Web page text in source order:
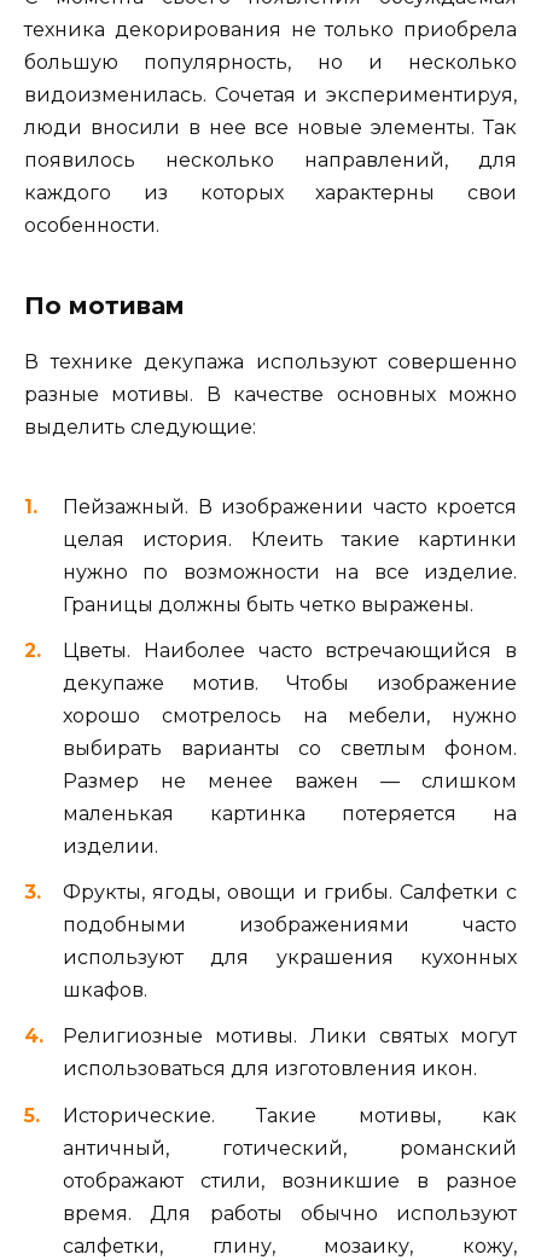
техника декорирования не только приобрела
большую популярность, но и несколько
видоизменилась. Сочетая и экспериментируя,
люди вносили в нее все новые элементы. Так
появилось несколько направлений, для
каждого из которых характерны свои
особенности.
По мотивам
В технике декупажа используют совершенно
разные мотивы. В качестве основных можно
выделить следующие:
Пейзажный. В изображении часто кроется
целая история. Клеить такие картинки
нужно по возможности на все изделие.
Границы должны быть четко выражены.
Цветы. Наиболее часто встречающийся в
декупаже мотив. Чтобы изображение
хорошо смотрелось на мебели, нужно
выбирать варианты со светлым фоном.
Размер не менее важен — слишком
маленькая картинка потеряется на
изделии.
Фрукты, ягоды, овощи и грибы. Салфетки с
подобными изображениями часто
используют для украшения кухонных
шкафов.
Религиозные мотивы. Лики святых могут
использоваться для изготовления икон.
Исторические. Такие мотивы, как
античный, готический, романский
отображают стили, возникшие в разное
время. Для работы обычно используют
салфетки, глину, мозаику, кожу,